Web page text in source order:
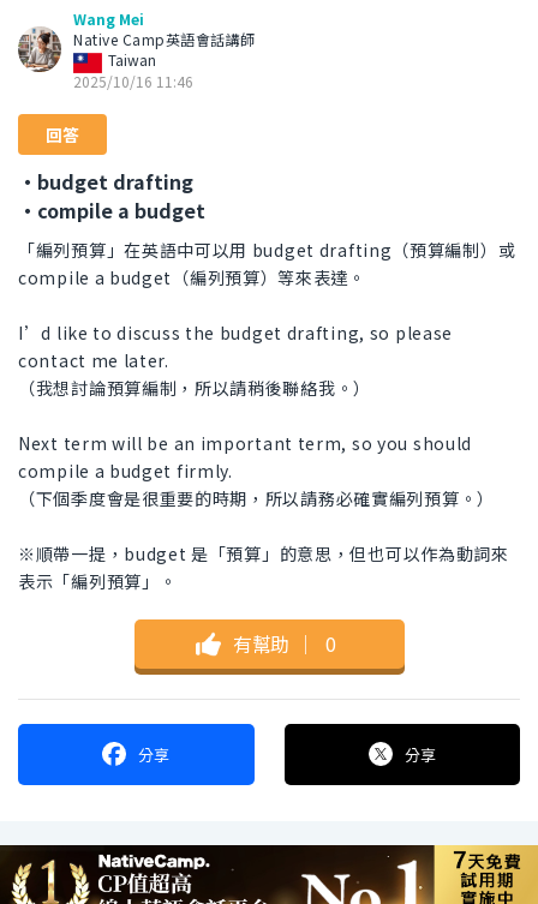
Wang Mei
Native Camp英語會話講師
Taiwan
2025/10/16 11:46
回答
・budget drafting
・compile a budget
「編列預算」在英語中可以用 budget drafting（預算編制）或
compile a budget（編列預算）等來表達。
I’d like to discuss the budget drafting, so please
contact me later.
（我想討論預算編制，所以請稍後聯絡我。）
Next term will be an important term, so you should
compile a budget firmly.
（下個季度會是很重要的時期，所以請務必確實編列預算。）
※順帶一提，budget 是「預算」的意思，但也可以作為動詞來
表示「編列預算」。
有幫助 ｜ 0
分享 分享